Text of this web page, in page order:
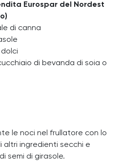
Eurospar del Nordest
di canna
di bevanda di soia o
le noci nel frullatore con lo
altri ingredienti secchi e
semi di girasole.